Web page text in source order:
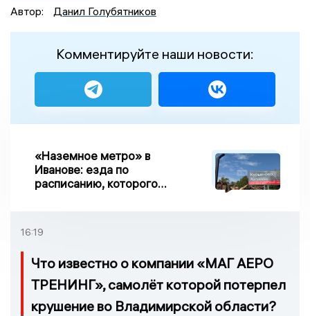
Автор:
Данил Голубятников
Комментируйте наши новости:
«Наземное метро» в
Иванове: езда по
расписанию, которого
16:19
Что известно о компании «МАГ АЕРО
ТРЕНИНГ», самолёт которой потерпел
крушение во Владимирской области?